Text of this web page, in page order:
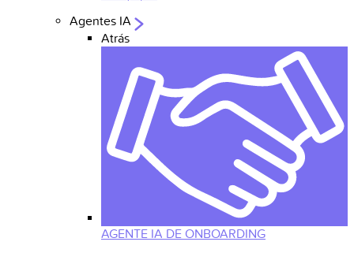
Agentes IA
Atrás
AGENTE IA DE ONBOARDING